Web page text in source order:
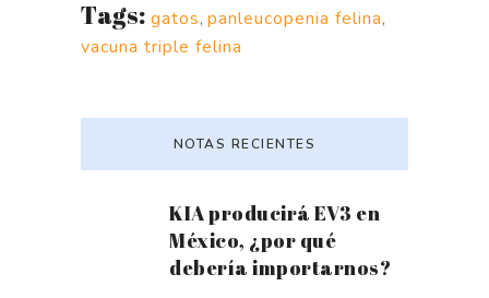
Tags: gatos, panleucopenia felina,
vacuna triple felina
NOTAS RECIENTES
KIA producirá EV3 en
México, ¿por qué
debería importarnos?